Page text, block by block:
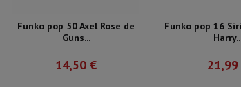
Funko pop 50 Axel Rose de
Guns...
14,50 €
Funko pop 16